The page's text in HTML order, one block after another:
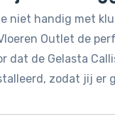
niet handig met
Outlet de
dat de Gelasta
zodat jij er